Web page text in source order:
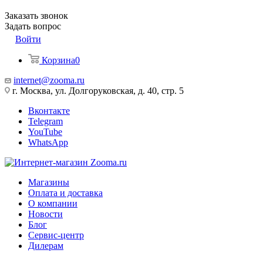
Заказать звонок
Задать вопрос
Войти
Корзина0
internet@zooma.ru
г. Москва, ул. Долгоруковская, д. 40, стр. 5
Вконтакте
Telegram
YouTube
WhatsApp
Магазины
Оплата и доставка
О компании
Новости
Блог
Сервис-центр
Дилерам